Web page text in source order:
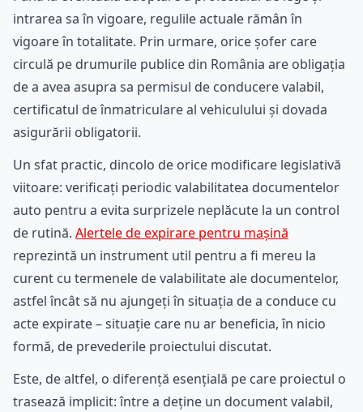
intrarea sa în vigoare, regulile actuale rămân în
vigoare în totalitate. Prin urmare, orice șofer care
circulă pe drumurile publice din România are obligația
de a avea asupra sa permisul de conducere valabil,
certificatul de înmatriculare al vehiculului și dovada
asigurării obligatorii.
Un sfat practic, dincolo de orice modificare legislativă
viitoare: verificați periodic valabilitatea documentelor
auto pentru a evita surprizele neplăcute la un control
de rutină. Alertele de expirare pentru mașină
reprezintă un instrument util pentru a fi mereu la
curent cu termenele de valabilitate ale documentelor,
astfel încât să nu ajungeți în situația de a conduce cu
acte expirate – situație care nu ar beneficia, în nicio
formă, de prevederile proiectului discutat.
Este, de altfel, o diferență esențială pe care proiectul o
trasează implicit: între a deține un document valabil,